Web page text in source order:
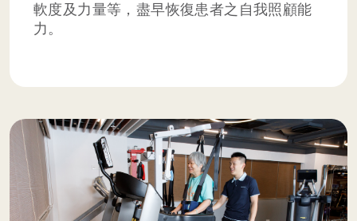
軟度及力量等，盡早恢復患者之自我照顧能
力。